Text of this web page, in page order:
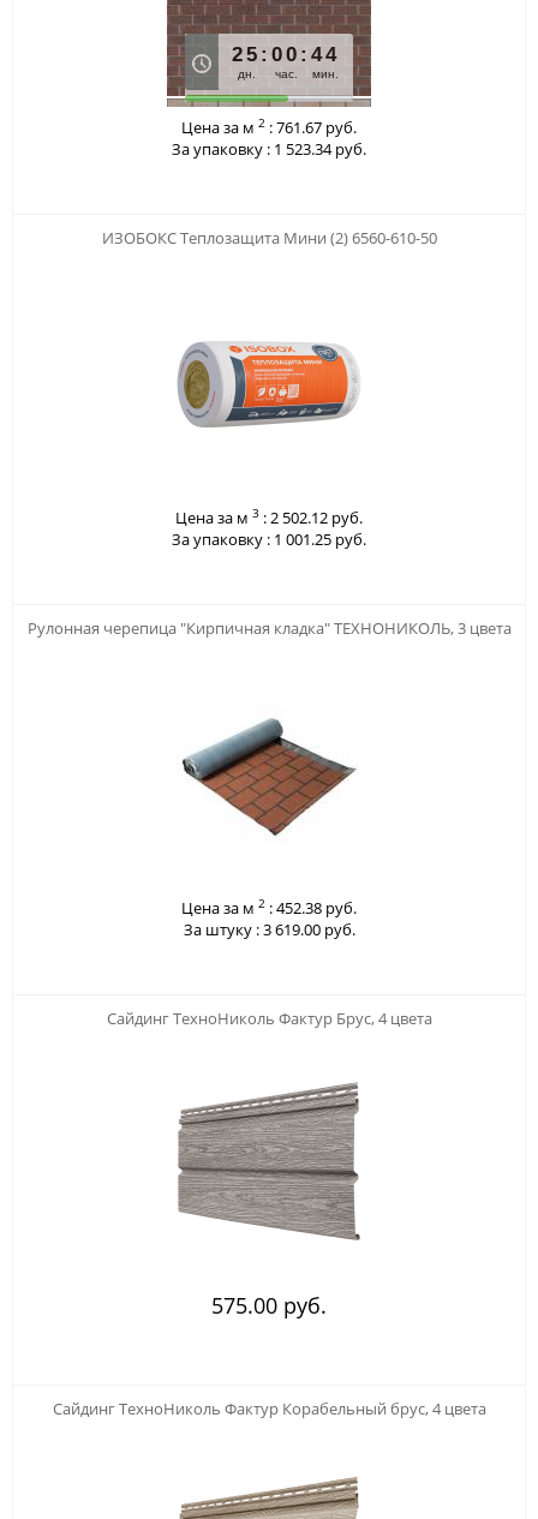
25
дн.
: 00
час.
: 44
мин.
Цена за м 2 :761.67 руб.
За упаковку : 1 523.34 руб.
ИЗОБОКС Теплозащита Мини (2) 6560-610-50
Цена за м 3 :2 502.12 руб.
За упаковку : 1 001.25 руб.
Рулонная черепица "Кирпичная кладка" ТЕХНОНИКОЛЬ, 3 цвета
Цена за м 2 :452.38 руб.
За штуку :3 619.00 руб.
Сайдинг ТехноНиколь Фактур Брус, 4 цвета
575.00 руб.
Сайдинг ТехноНиколь Фактур Корабельный брус, 4 цвета